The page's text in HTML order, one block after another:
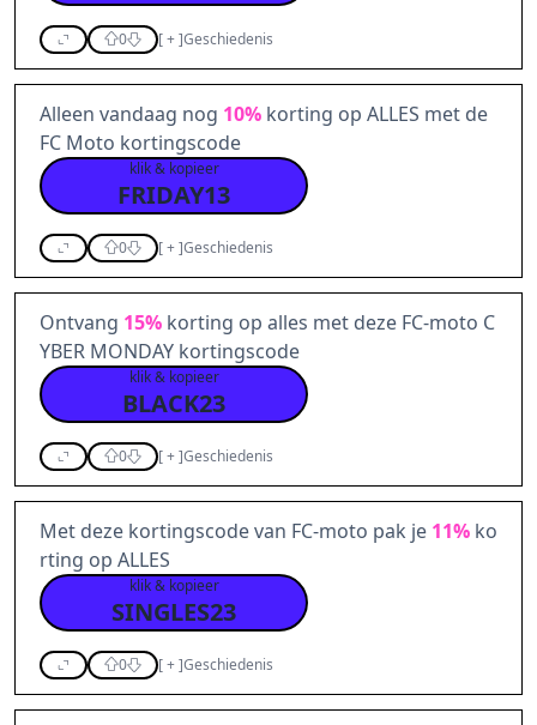
0 [+]Geschiedenis
Alleen vandaag nog 10% korting op ALLES met de
FC Moto kortingscode
klik & kopieer
FRIDAY13
0 [+]Geschiedenis
Ontvang 15% korting op alles met deze FC-moto C
YBER MONDAY kortingscode
klik & kopieer
BLACK23
0 [+]Geschiedenis
Met deze kortingscode van FC-moto pak je 11% ko
rting op ALLES
klik & kopieer
SINGLES23
0 [+]Geschiedenis